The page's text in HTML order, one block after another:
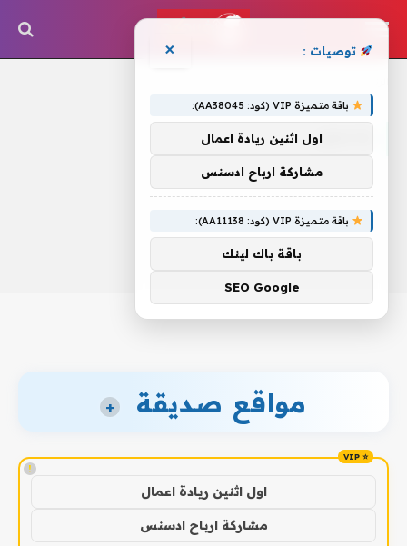
يلاعبون
مواقع صديقة +
!
اول اثنين ريادة اعمال
مشاركة ارباح ادسنس
توصيات : ×
باقة متميزة VIP (كود: AA38045):
اول اثنين ريادة اعمال
مشاركة ارباح ادسنس
باقة متميزة VIP (كود: AA11138):
باقة باك لينك
SEO Google